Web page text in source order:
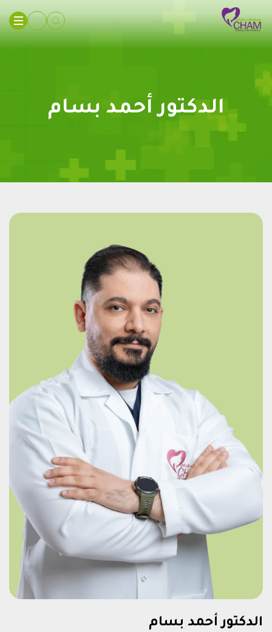
الدكتور أحمد بسام
الدكتور أحمد بسام